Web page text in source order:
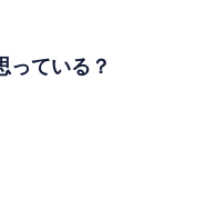
っている？